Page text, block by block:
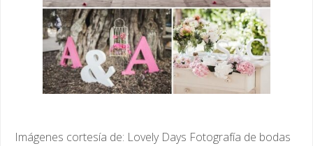
Imágenes cortesía de: Lovely Days Fotografía de bodas